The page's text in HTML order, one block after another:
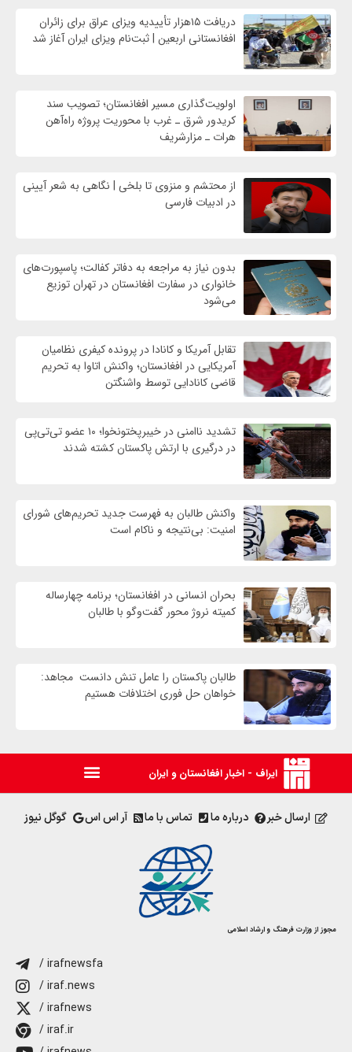
دریافت ۱۵هزار تأییدیه ویزای عراق برای زائران
افغانستانی اربعین | ثبت‌نام ویزای ایران آغاز شد
اولویت‌گذاری مسیر افغانستان؛ تصویب سند
کریدور شرق ـ غرب با محوریت پروژه راه‌آهن
هرات ـ مزارشریف
از محتشم و منزوی تا بلخی | نگاهی به شعر آیینی
در ادبیات فارسی
بدون نیاز به مراجعه به دفاتر کفالت؛ پاسپورت‌های
خانواری در سفارت افغانستان در تهران توزیع
می‌شود
تقابل آمریکا و کانادا در پرونده کیفری نظامیان
آمریکایی در افغانستان؛ واکنش اتاوا به تحریم
قاضی کانادایی توسط واشنگتن
تشدید ناامنی در خیبرپختونخوا؛ ۱۰ عضو تی‌تی‌پی
در درگیری با ارتش پاکستان کشته شدند
واكنش طالبان به فهرست جدید تحریم‌های شورای
امنیت: بی‌نتیجه و ناکام است
بحران انسانی در افغانستان؛ برنامه چهار‌ساله
کمیته نروژ محور گفت‌وگو با طالبان
طالبان پاکستان را عامل تنش دانست مجاهد:
خواهان حل فوری اختلافات هستیم
ایراف - اخبار افغانستان و ایران
ارسال خبر درباره ما تماس با ما آر اس اس گوگل نیوز
مجوز از وزارت فرهنگ و ارشاد اسلامی
/ irafnewsfa
/ iraf.news
/ irafnews
/ iraf.ir